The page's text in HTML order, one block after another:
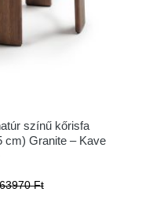
színű kőrisfa
cm) Granite – Kave
Ft